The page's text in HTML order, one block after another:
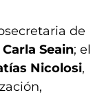
de
Carla Seain; el
Nicolosi,